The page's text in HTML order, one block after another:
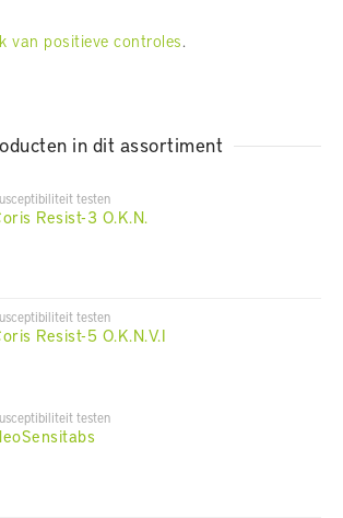
van positieve controles.
in dit assortiment
testen
Resist-3 O.K.N.
testen
Resist-5 O.K.N.V.I
testen